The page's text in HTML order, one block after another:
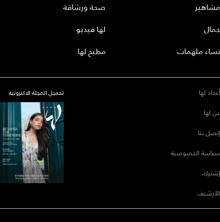
مشاهير
جمال
نساء ملهمات
صحة ورشاقة
لها فيديو
مطبخ لها
أعداد لها
عن لها
إتصل بنا
سياسة الخصوصية
إشترك
الأرشيف
تحميل المجلة الاكترونية